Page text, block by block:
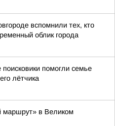
вспомнили тех, кто
облик города
поисковики помогли семье
лётчика
маршрут» в Великом